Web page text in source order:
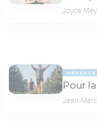
Joyce
MESSAGE
Pour
Jean-